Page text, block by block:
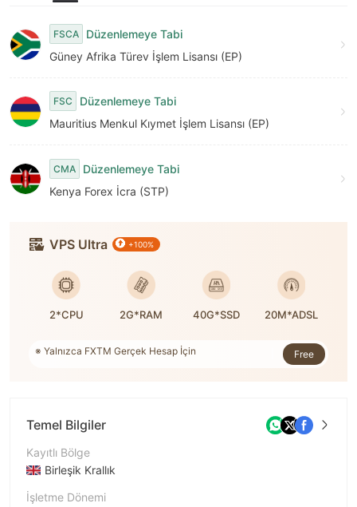
FSCA
Düzenlemeye Tabi
Güney Afrika Türev İşlem Lisansı (EP)
FSC
Düzenlemeye Tabi
Mauritius Menkul Kıymet İşlem Lisansı (EP)
CMA
Düzenlemeye Tabi
Kenya Forex İcra (STP)
VPS Ultra +100%
2*CPU 2G*RAM 40G*SSD 20M*ADSL
※ Yalnızca FXTM Gerçek Hesap İçin
Free
Temel Bilgiler
Kayıtlı Bölge
Birleşik Krallık
İşletme Dönemi